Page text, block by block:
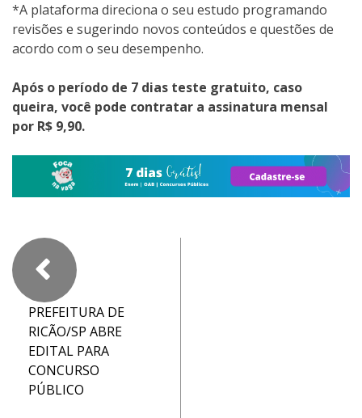
*A plataforma direciona o seu estudo programando
revisões e sugerindo novos conteúdos e questões de
acordo com o seu desempenho.
Após o período de 7 dias teste gratuito, caso
queira, você pode contratar a assinatura mensal
por R$ 9,90.
PREFEITURA DE
RICÃO/SP ABRE
EDITAL PARA
CONCURSO
PÚBLICO